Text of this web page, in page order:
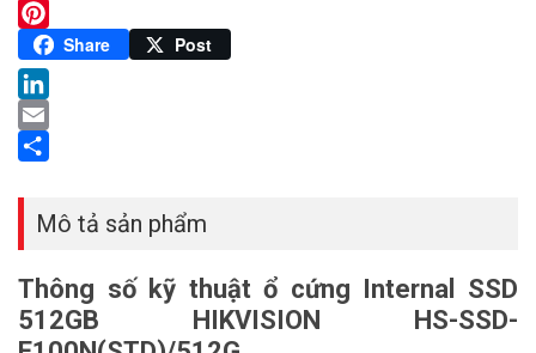
Twitter
Pinterest
Share Post
LinkedIn
Email
Mô tả sản phẩm
Thông số kỹ thuật ổ cứng Internal SSD
512GB HIKVISION HS-SSD-